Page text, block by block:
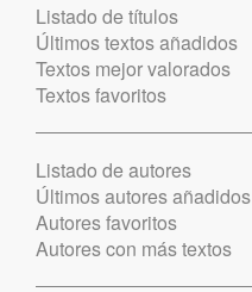
Listado de títulos
Últimos textos añadidos
Textos mejor valorados
Textos favoritos
Listado de autores
Últimos autores añadidos
Autores favoritos
Autores con más textos